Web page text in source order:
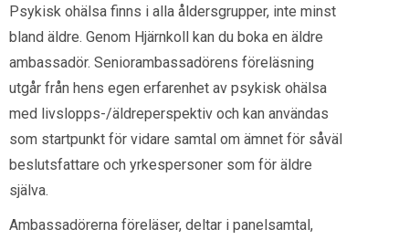
Psykisk ohälsa finns i alla åldersgrupper, inte minst
bland äldre. Genom Hjärnkoll kan du boka en äldre
ambassadör. Seniorambassadörens föreläsning
utgår från hens egen erfarenhet av psykisk ohälsa
med livslopps-/äldreperspektiv och kan användas
som startpunkt för vidare samtal om ämnet för såväl
beslutsfattare och yrkespersoner som för äldre
själva.
Ambassadörerna föreläser, deltar i panelsamtal,